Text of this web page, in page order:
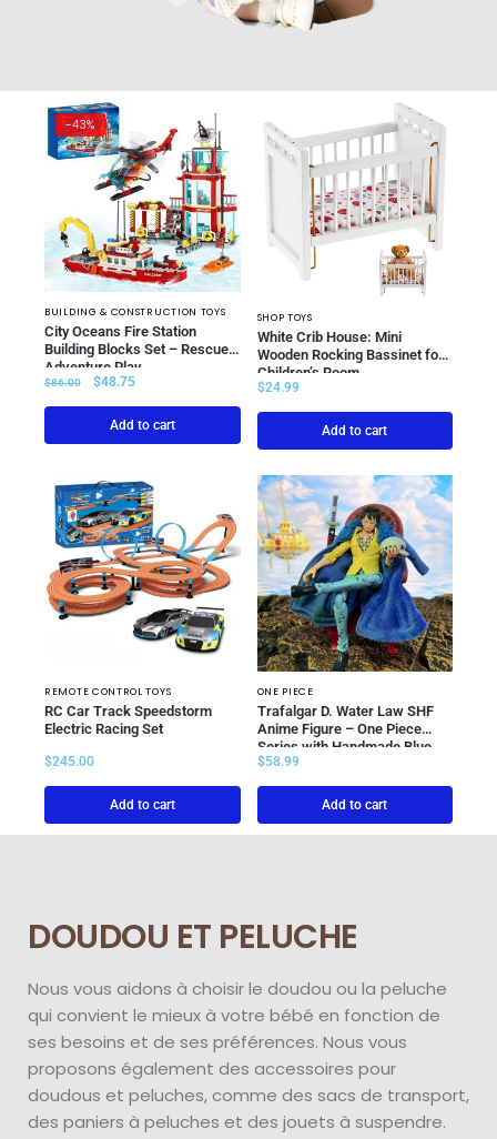
-43%
BUILDING & CONSTRUCTION TOYS
City Oceans Fire Station
Building Blocks Set – Rescue
Adventure Play
$86.00 $48.75
Add to cart
SHOP TOYS
White Crib House: Mini
Wooden Rocking Bassinet for
Children’s Room
$24.99
Add to cart
REMOTE CONTROL TOYS
RC Car Track Speedstorm
Electric Racing Set
$245.00
Add to cart
ONE PIECE
Trafalgar D. Water Law SHF
Anime Figure – One Piece
Series with Handmade Blue
Plush Coat
$58.99
Add to cart
DOUDOU ET PELUCHE
Nous vous aidons à choisir le doudou ou la peluche
qui convient le mieux à votre bébé en fonction de
ses besoins et de ses préférences. Nous vous
proposons également des accessoires pour
doudous et peluches, comme des sacs de transport,
des paniers à peluches et des jouets à suspendre.